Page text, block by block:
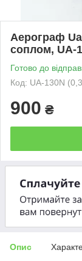
Аерограф
соплом, UA-
Готово до
Код: UA-130N
900 ₴
Опис